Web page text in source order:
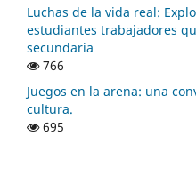
Luchas de la vida real:
estudiantes trabajadores
secundaria
766
Juegos en la arena: una
cultura.
695